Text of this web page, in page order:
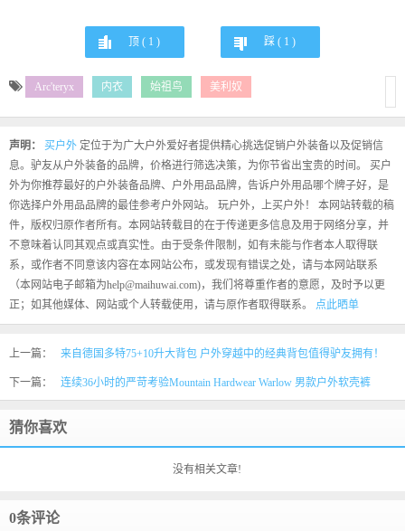
顶 ( 1 ) 踩 ( 1 )
Arc'teryx 内衣 始祖鸟 美利奴
声明： 买户外 定位于为广大户外爱好者提供精心挑选促销户外装备以及促销信
息。驴友从户外装备的品牌，价格进行筛选决策，为你节省出宝贵的时间。 买户
外为你推荐最好的户外装备品牌、户外用品品牌，告诉户外用品哪个牌子好，是
你选择户外用品品牌的最佳参考户外网站。 玩户外，上买户外！ 本网站转载的稿
件，版权归原作者所有。本网站转载目的在于传递更多信息及用于网络分享，并
不意味着认同其观点或真实性。由于受条件限制，如有未能与作者本人取得联
系，或作者不同意该内容在本网站公布，或发现有错误之处，请与本网站联系
（本网站电子邮箱为help@maihuwai.com)，我们将尊重作者的意愿，及时予以更
正；如其他媒体、网站或个人转载使用，请与原作者取得联系。 点此晒单
上一篇： 来自德国多特75+10升大背包 户外穿越中的经典背包值得驴友拥有！
下一篇： 连续36小时的严苛考验Mountain Hardwear Warlow 男款户外软壳裤
猜你喜欢
没有相关文章!
0条评论